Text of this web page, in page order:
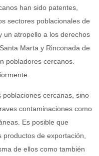
han sido patentes,
sectores poblacionales de
un atropello a los derechos
Marta y Rinconada de
pobladores cercanos.
cercanas, sino
contaminaciones como
Es posible que
de exportación,
de ellos como también